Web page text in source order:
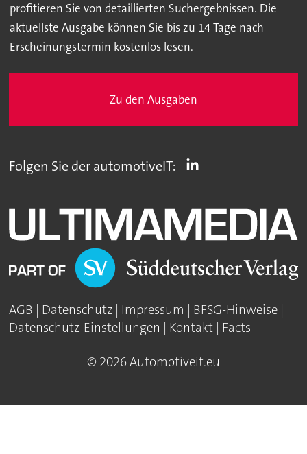
profitieren Sie von detaillierten Suchergebnissen. Die
aktuellste Ausgabe können Sie bis zu 14 Tage nach
Erscheinungstermin kostenlos lesen.
Zu den Ausgaben
Folgen Sie der automotiveIT:
AGB | Datenschutz | Impressum | BFSG-Hinweise |
Datenschutz-Einstellungen | Kontakt | Facts
© 2026 Automotiveit.eu